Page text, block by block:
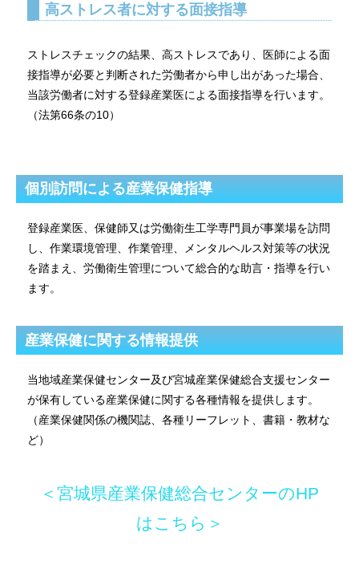
高ストレス者に対する面接指導
ストレスチェックの結果、高ストレスであり、医師による面
接指導が必要と判断された労働者から申し出があった場合、
当該労働者に対する登録産業医による面接指導を行います。
（法第66条の10）
個別訪問による産業保健指導
登録産業医、保健師又は労働衛生工学専門員が事業場を訪問
し、作業環境管理、作業管理、メンタルヘルス対策等の状況
を踏まえ、労働衛生管理について総合的な助言・指導を行い
ます。
産業保健に関する情報提供
当地域産業保健センター及び宮城産業保健総合支援センター
が保有している産業保健に関する各種情報を提供します。
（産業保健関係の機関誌、各種リーフレット、書籍・教材な
ど）
＜宮城県産業保健総合センターのHP
はこちら＞